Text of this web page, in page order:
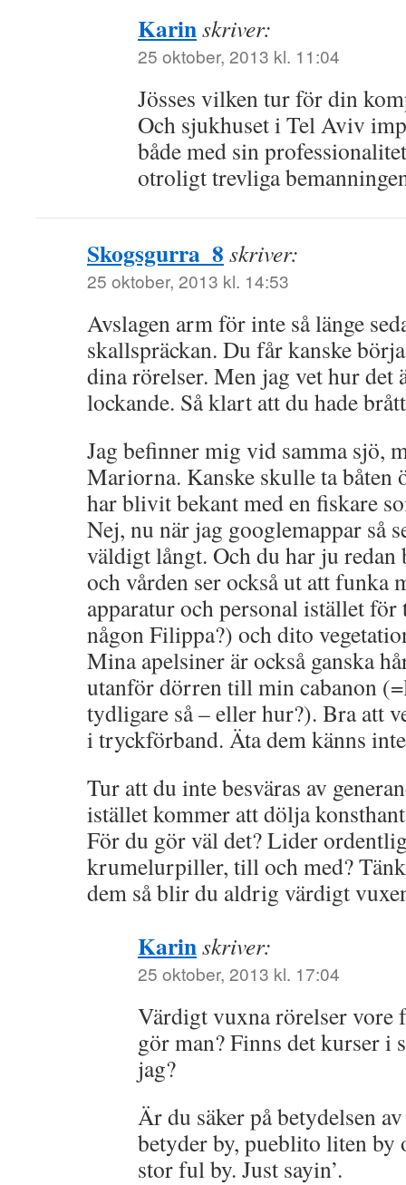
Karinskriver:
25 oktober, 2013 kl. 11:04
Jösses vilken tur för din
Och sjukhuset i Tel Aviv
både med sin
otroligt trevliga
Skogsgurra_8 skriver:
25 oktober, 2013 kl. 14:53
Avslagen arm för inte så länge
skallspräckan. Du får kanske
dina rörelser. Men jag vet hur det
lockande. Så klart att du hade
Jag befinner mig vid samma sjö,
Mariorna. Kanske skulle ta båten
har blivit bekant med en fiskare
Nej, nu när jag googlemappar så
väldigt långt. Och du har ju redan
och vården ser också ut att funka
apparatur och personal istället
någon Filippa?) och dito
Mina apelsiner är också ganska
utanför dörren till min cabanon
tydligare så – eller hur?). Bra att
i tryckförband. Äta dem känns
Tur att du inte besväras av
istället kommer att dölja
För du gör väl det? Lider
krumelurpiller, till och med?
dem så blir du aldrig värdigt
Karinskriver:
25 oktober, 2013 kl. 17:04
Värdigt vuxna rörelser vore
gör man? Finns det kurser i
jag?
Är du säker på betydelsen
betyder by, pueblito liten by
stor ful by. Just sayin’.